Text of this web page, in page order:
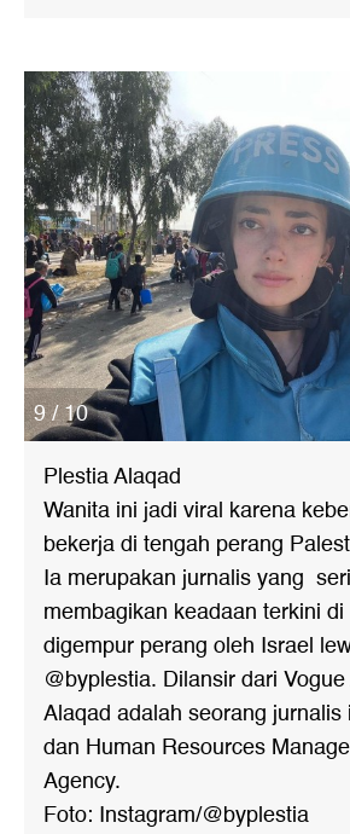
9 / 10
Plestia Alaqad
Wanita ini jadi viral karena
bekerja di tengah perang
Ia merupakan jurnalis yang
membagikan keadaan terkini
digempur perang oleh Israel
@byplestia. Dilansir dari
Alaqad adalah seorang jurnalis
dan Human Resources
Agency.
Foto: Instagram/@byplestia